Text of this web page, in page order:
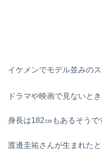
イケメンでモデル並みの
ドラマや映画で見ないと
身長は182㎝もあるそうで
渡邊圭祐さんが生まれた